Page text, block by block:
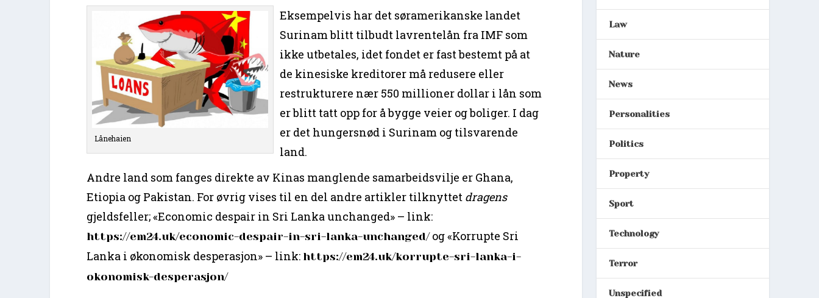
Lånehaien
Eksempelvis har det søramerikanske landet
Surinam blitt tilbudt lavrentelån fra IMF som
ikke utbetales, idet fondet er fast bestemt på at
de kinesiske kreditorer må redusere eller
restrukturere nær 550 millioner dollar i lån som
er blitt tatt opp for å bygge veier og boliger. I dag
er det hungersnød i Surinam og tilsvarende
land.
Andre land som fanges direkte av Kinas manglende samarbeidsvilje er Ghana,
Etiopia og Pakistan. For øvrig vises til en del andre artikler tilknyttet dragens
gjeldsfeller; «Economic despair in Sri Lanka unchanged» – link:
https://em24.uk/economic-despair-in-sri-lanka-unchanged/og «Korrupte Sri
Lanka i økonomisk desperasjon» – link: https://em24.uk/korrupte-sri-lanka-i-
okonomisk-desperasjon/
Law
Nature
News
Personalities
Politics
Property
Sport
Technology
Terror
Unspecified